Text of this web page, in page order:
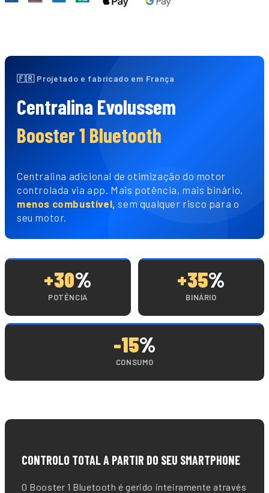
🇫🇷 Projetado e fabricado em França
Centralina Evolussem
Booster 1 Bluetooth
Centralina adicional de otimização do motor
controlada via app. Mais potência, mais binário,
menos combustível, sem qualquer risco para o
seu motor.
+30%
POTÊNCIA
+35%
BINÁRIO
-15%
CONSUMO
CONTROLO TOTAL A PARTIR DO SEU SMARTPHONE
O Booster 1 Bluetooth é gerido inteiramente através